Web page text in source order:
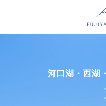
河口湖・西湖